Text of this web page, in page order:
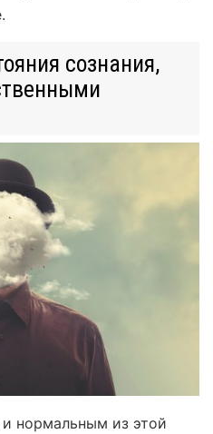
сознания,
нормальным из этой